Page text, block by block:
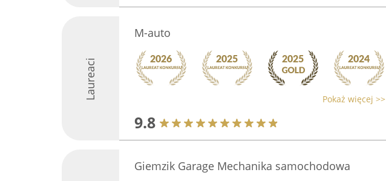
Laureaci
M-auto
Pokaż więcej >>
9.8
Giemzik Garage Mechanika samochodowa